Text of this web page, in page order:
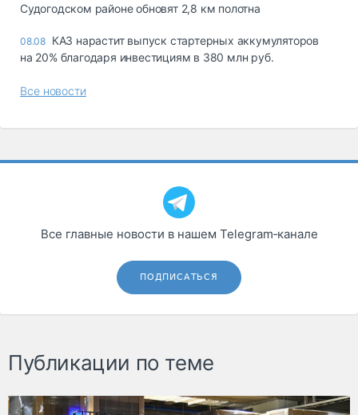
Судогодском районе обновят 2,8 км полотна
08.08 КАЗ нарастит выпуск стартерных аккумуляторов
на 20% благодаря инвестициям в 380 млн руб.
Все новости
Все главные новости в нашем Telegram‑канале
ПОДПИСАТЬСЯ
Публикации по теме